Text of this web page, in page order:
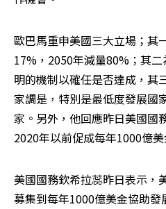
歐巴馬重申美國三大立場；其
17%，2050年減量80%；其
明的機制以確任是否達成，其
家調是，特別是最低度發展國
家。另外，他回應昨日美國國
2020年以前促成每年1000億美
美國國務欽希拉蕊昨日表示，
募集到每年1000億美金協助